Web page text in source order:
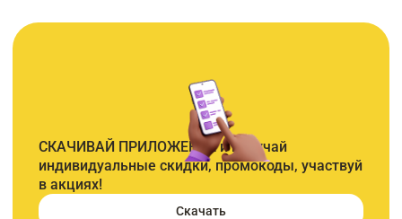
СКАЧИВАЙ ПРИЛОЖЕНИЕ и получай
индивидуальные скидки, промокоды, участвуй
в акциях!
Скачать